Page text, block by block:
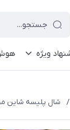
ویژه
/ شال پلیسه شاین